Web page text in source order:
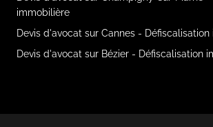
immobilière
Devis d'avocat sur Cannes -
Devis d'avocat sur Bézier - Défiscalisation